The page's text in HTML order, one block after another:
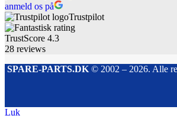
anmeld os på
Trustpilot
TrustScore 4.3
28 reviews
SPARE-PARTS.DK© 2002 – 2026. Alle
Luk